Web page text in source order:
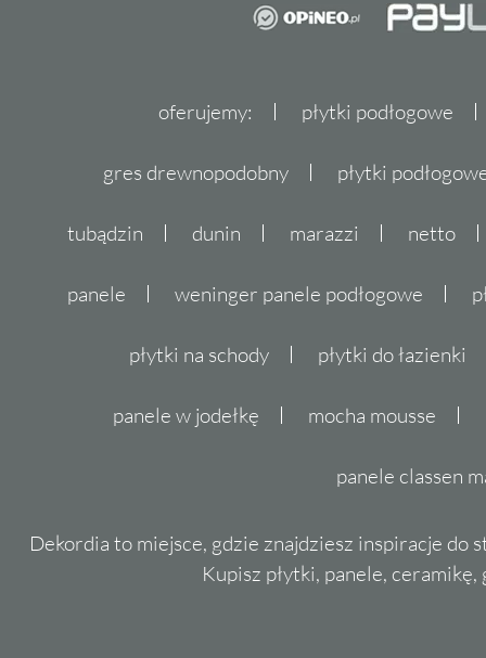
oferujemy: płytki podłogowe
gres drewnopodobny płytki
tubądzin dunin marazzi netto
panele weninger panele podłogowe
płytki na schody płytki do łazienki
panele w jodełkę mocha mousse
panele classen
Dekordia to miejsce, gdzie znajdziesz inspiracje do
Kupisz płytki, panele,